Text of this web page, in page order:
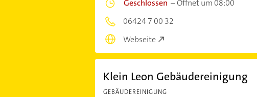
Geschlossen –Öffnet um 08:00
06424 7 00 32
Webseite
Klein Leon Gebäudereinigung
GEBÄUDEREINIGUNG